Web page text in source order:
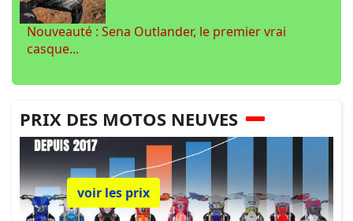
Nouveauté : Sena Outlander, le premier vrai
casque...
PRIX DES MOTOS NEUVES
voir les prix